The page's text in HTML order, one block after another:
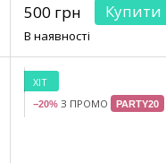
500 грн Купити
В наявності
ХІТ
−20% З ПРОМО PARTY20